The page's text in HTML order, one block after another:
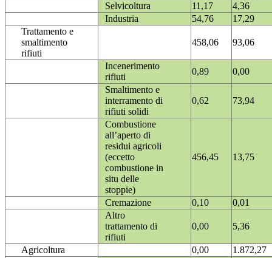
Selvicoltura
11,17
4,36
Industria
54,76
17,29
Trattamento e
smaltimento
rifiuti
458,06 93,06
Incenerimento
rifiuti
0,89
0,00
Smaltimento e
interramento di
rifiuti solidi
0,62 73,94
Combustione
all’aperto di
residui agricoli
(eccetto
combustione in
situ delle
stoppie)
456,45 13,75
Cremazione 0,10
0,01
Altro
trattamento di
rifiuti
0,00 5,36
Agricoltura 0,00
1.872,27